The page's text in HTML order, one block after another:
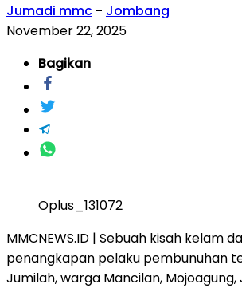
Jumadi mmc - Jombang
November 22, 2025
Bagikan
Oplus_131072
MMCNEWS.ID | Sebuah kisah kelam
penangkapan pelaku pembunuhan
Jumilah, warga Mancilan, Mojoagung,